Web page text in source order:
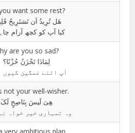
want some rest?
ھَل تُرِیدُ اَن تَشتَرِیحُ
کیا آپ کو کچھ آرام
are you so sad?
لِمَاذَا تَحْزَنُ حُزْنًا؟
آپ اتنے غمگین کیوں
not your well-wisher.
ھِیَ لَیسَ بِنَاصِحٍ لَکَ
وہ تمہاری خیر خواہ